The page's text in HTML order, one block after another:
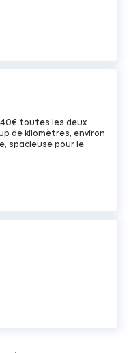
40€ toutes les deux
de kilomètres, environ
spacieuse pour le